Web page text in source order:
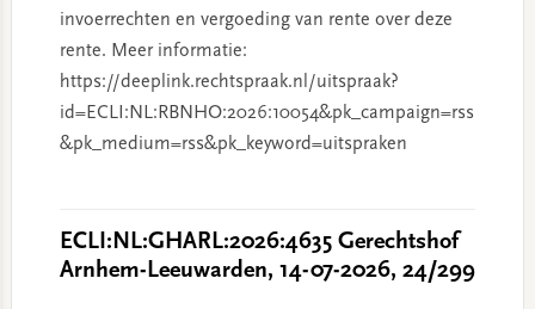
invoerrechten en vergoeding van rente over deze
rente. Meer informatie:
https://deeplink.rechtspraak.nl/uitspraak?
id=ECLI:NL:RBNHO:2026:10054&pk_campaign=rss
&pk_medium=rss&pk_keyword=uitspraken
ECLI:NL:GHARL:2026:4635 Gerechtshof
Arnhem-Leeuwarden, 14-07-2026, 24/299